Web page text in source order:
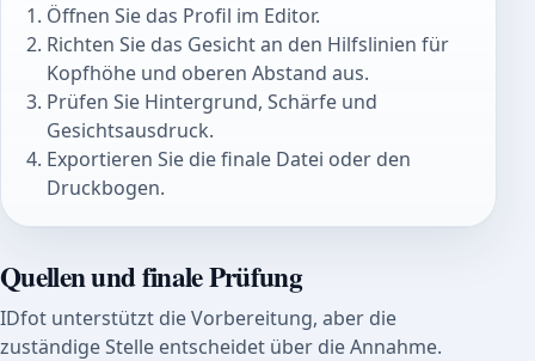
Öffnen Sie das Profil im Editor.
Richten Sie das Gesicht an den Hilfslinien für
Kopfhöhe und oberen Abstand aus.
Prüfen Sie Hintergrund, Schärfe und
Gesichtsausdruck.
Exportieren Sie die finale Datei oder den
Druckbogen.
Quellen und finale Prüfung
IDfot unterstützt die Vorbereitung, aber die
zuständige Stelle entscheidet über die Annahme.